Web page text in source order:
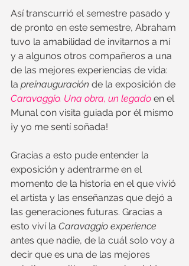
Así transcurrió el semestre pasado y
de pronto en este semestre, Abraham
tuvo la amabilidad de invitarnos a mí
y a algunos otros compañeros a una
de las mejores experiencias de vida:
la preinauguración de la exposición de
Caravaggio. Una obra, un legado en el
Munal con visita guiada por él mismo
¡y yo me sentí soñada!
Gracias a esto pude entender la
exposición y adentrarme en el
momento de la historia en el que vivió
el artista y las enseñanzas que dejó a
las generaciones futuras. Gracias a
esto viví la Caravaggio experience
antes que nadie, de la cuál solo voy a
decir que es una de las mejores